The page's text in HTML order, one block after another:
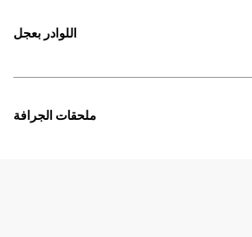
اللوادر بعجل
ملحقات الجرافة